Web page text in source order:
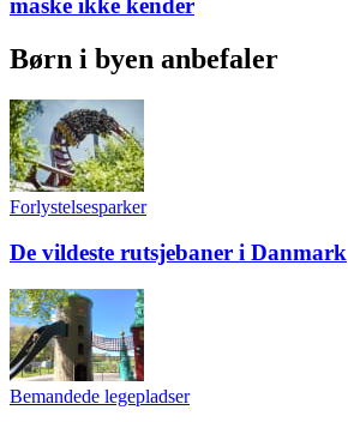
måske ikke kender
Børn i byen anbefaler
Forlystelsesparker
De vildeste rutsjebaner i Danmark
Bemandede legepladser